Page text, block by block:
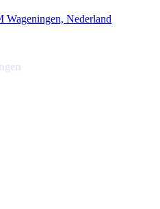
Wageningen, Nederland